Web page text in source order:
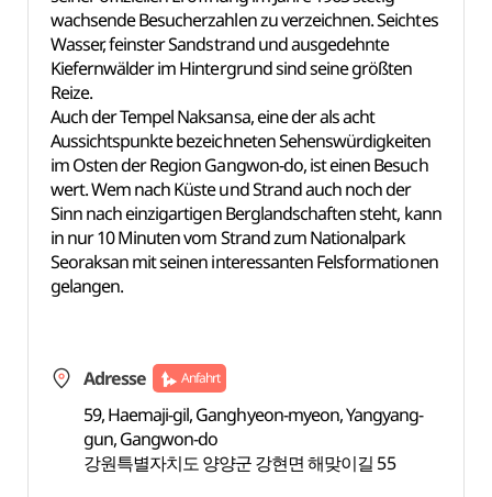
wachsende Besucherzahlen zu verzeichnen. Seichtes
Wasser, feinster Sandstrand und ausgedehnte
Kiefernwälder im Hintergrund sind seine größten
Reize.
Auch der Tempel Naksansa, eine der als acht
Aussichtspunkte bezeichneten Sehenswürdigkeiten
im Osten der Region Gangwon-do, ist einen Besuch
wert. Wem nach Küste und Strand auch noch der
Sinn nach einzigartigen Berglandschaften steht, kann
in nur 10 Minuten vom Strand zum Nationalpark
Seoraksan mit seinen interessanten Felsformationen
gelangen.
Adresse Anfahrt
59, Haemaji-gil, Ganghyeon-myeon, Yangyang-
gun, Gangwon-do
강원특별자치도 양양군 강현면 해맞이길 55